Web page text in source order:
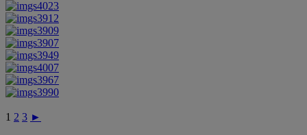
1 2 3 ►